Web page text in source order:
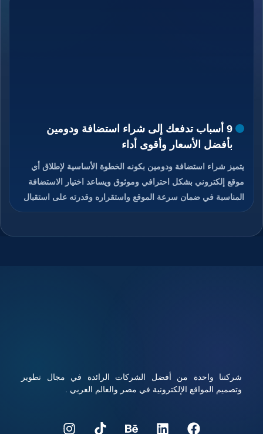
9 أسباب تدفعك إلى شراء استضافة ودومين
بأفضل الأسعار وأقوى أداء
يتميز شراء استضافة ودومين بكونه الخطوة الأساسية لإطلاق أي
موقع إلكتروني بشكل احترافي وموثوق ويساعد اختيار الاستضافة
المناسبة في ضمان سرعة الموقع واستقراره وقدرته على استقبال
الزوار دون انقطاع، كما يمنح الدومين هوية رقمية مميزة تسهل على
شركتنا واحدة من أفضل الشركات الرائدة في مجال تطوير
وتصميم المواقع الإلكترونية في مصر والعالم العربي .